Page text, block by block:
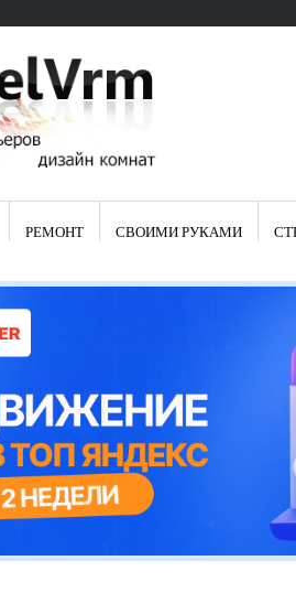
Свежие
Японские
Школа
Шьем
РЕМОНТ СВОИМИ РУКАМИ